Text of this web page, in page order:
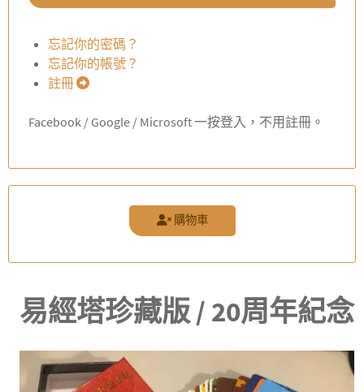
忘記你的密碼？
忘記你的帳號？
註冊
Facebook / Google / Microsoft 一按登入，不用註冊。
購物車
易經塔珍藏版 / 20周年紀念